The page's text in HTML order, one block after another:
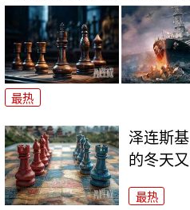
最热
泽连斯
的冬天
最热